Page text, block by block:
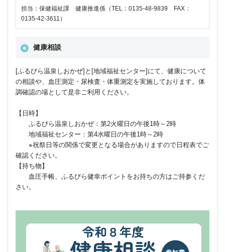
担当：保健福祉課 健康推進係（TEL：0135-48-9839 FAX：
0135-42-3611）
健康相談
[ふるびら温泉しおかぜ]と[地域福祉センター]にて、健康について
の相談や、血圧測定・尿検査・体重測定を実施しております。体
調確認の場として是非ご利用ください。
【日時】
ふるびら温泉しおかぜ：第2火曜日の午後1時～2時
地域福祉センター：第4水曜日の午後1時～2時
※祝祭日等の関係で変更となる場合がありますので日程表でご
確認ください。
【持ち物】
血圧手帳、ふるびら健幸ポイントをお持ちの方はご持参くだ
さい。